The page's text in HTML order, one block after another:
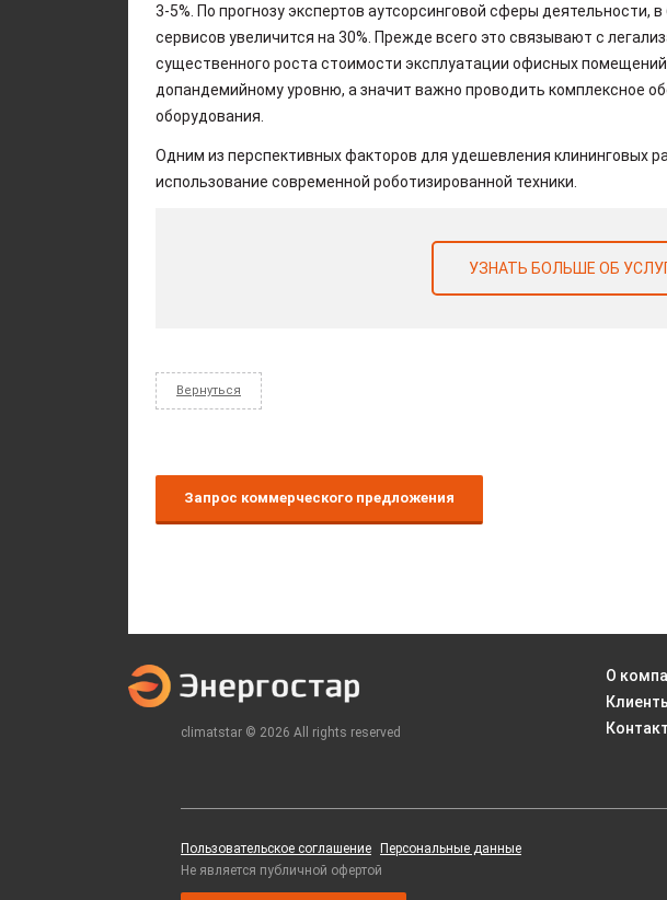
3-5%. По прогнозу экспертов аутсорсинговой сферы
сервисов увеличится на 30%. Прежде всего это связывают с
существенного роста стоимости эксплуатации офисных
допандемийному уровню, а значит важно проводить комплексное
оборудования.
Одним из перспективных факторов для удешевления клининговых
использование современной роботизированной техники.
УЗНАТЬ БОЛЬШЕ ОБ
Вернуться
Запрос коммерческого предложения
climatstar © 2026 All rights reserved
О
Пользовательское соглашение Персональные данные
Не является публичной офертой